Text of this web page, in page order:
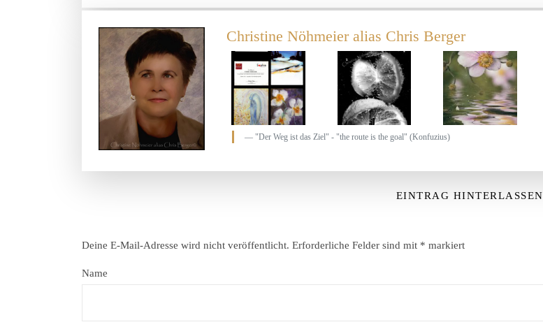
Christine Nöhmeier alias Chris Berger
"Der Weg ist das Ziel" - "the route is the goal" (Konfuzius)
EINTRAG HINTERLASSEN
Deine E-Mail-Adresse wird nicht veröffentlicht. Erforderliche Felder sind mit * markiert
Name